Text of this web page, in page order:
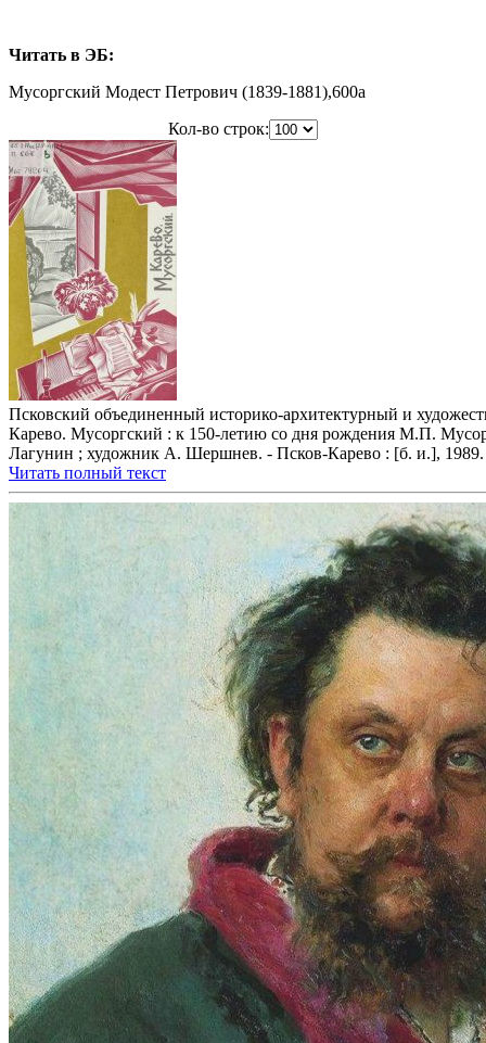
Читать в ЭБ:
Мусоргский Модест Петрович (1839-1881),600a
Кол-во строк:
Псковский объединенный историко-архитектурный и
Карево. Мусоргский : к 150-летию со дня рождения М.П.
Лагунин ; художник А. Шершнев. - Псков-Карево : [б. и.], 1989.
Читать полный текст